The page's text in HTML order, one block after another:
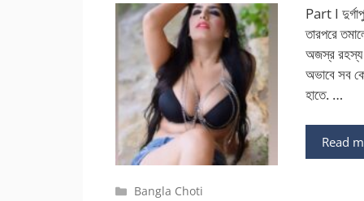
Part I
তারপরে
অজস্র
অভাবে সব
হাতে. …
Read
Categories
Bangla Choti